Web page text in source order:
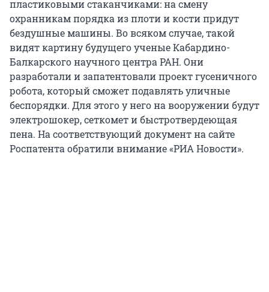
пластиковыми стаканчиками: на смену
охранникам порядка из плоти и кости придут
бездушные машины. Во всяком случае, такой
видят картину будущего ученые Кабардино-
Балкарского научного центра РАН. Они
разработали и запатентовали проект гусеничного
робота, который сможет подавлять уличные
беспорядки. Для этого у него на вооружении будут
электрошокер, сеткомет и быстротвердеющая
пена. На соответствующий документ на сайте
Роспатента обратили внимание «РИА Новости».